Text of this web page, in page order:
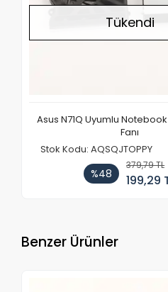
Tükendi
Asus N71Q Uyumlu
Fanı
Stok Kodu: AQSQJTOPPY
%48
379,79 TL
199,29
Benzer Ürünler